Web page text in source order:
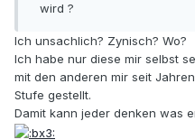
wird ?
Ich unsachlich? Zynisch? Wo?
Ich habe nur diese mir selbst
mit den anderen mir seit
Stufe gestellt.
Damit kann jeder denken was